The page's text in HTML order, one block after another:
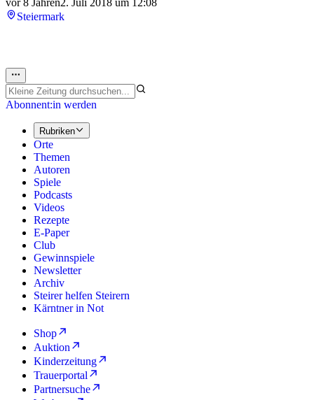
vor 8 Jahren2. Juli 2018 um 12:08
Steiermark
Abonnent:in werden
Rubriken
Orte
Themen
Autoren
Spiele
Podcasts
Videos
Rezepte
E-Paper
Club
Gewinnspiele
Newsletter
Archiv
Steirer helfen Steirern
Kärntner in Not
Shop
Auktion
Kinderzeitung
Trauerportal
Partnersuche